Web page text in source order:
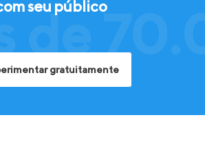
de
seu público
gratuitamente